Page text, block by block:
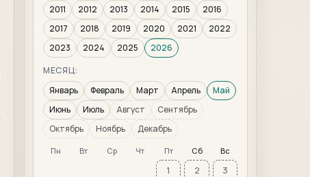
2011
2012 2013 2014 2015
2016
2017
2018 2019 2020 2021
2022
2023
2024 2025
2026
МЕСЯЦ:
Январь
Февраль Март Апрель
Май
Июнь
Июль Август
Сентябрь
Октябрь
Ноябрь Декабрь
Пн Вт Ср Чт Пт Сб Вс
1 2
3